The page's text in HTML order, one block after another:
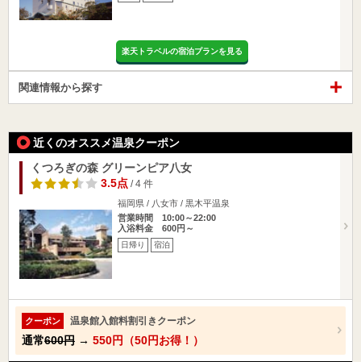
楽天トラベルの宿泊プランを見る
関連情報から探す
近くのオススメ温泉クーポン
くつろぎの森 グリーンピア八女
3.5点/ 4 件
福岡県 / 八女市 / 黒木平温泉
営業時間 10:00～22:00
入浴料金 600円～
日帰り 宿泊
クーポン 温泉館入館料割引きクーポン
通常600円 → 550円（50円お得！）